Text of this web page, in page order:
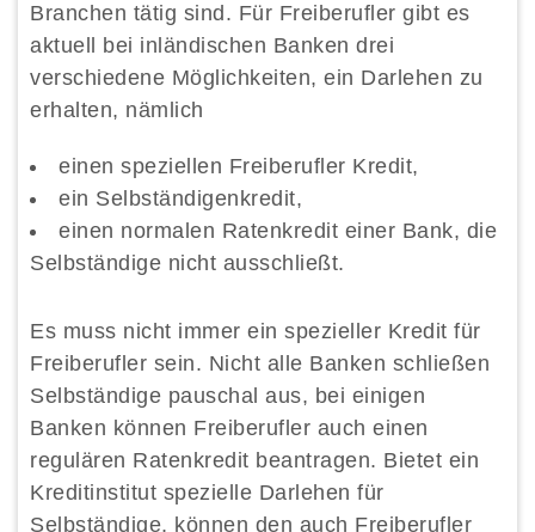
Branchen tätig sind. Für Freiberufler gibt es
aktuell bei inländischen Banken drei
verschiedene Möglichkeiten, ein Darlehen zu
erhalten, nämlich
einen speziellen Freiberufler Kredit,
ein Selbständigenkredit,
einen normalen Ratenkredit einer Bank, die
Selbständige nicht ausschließt.
Es muss nicht immer ein spezieller Kredit für
Freiberufler sein. Nicht alle Banken schließen
Selbständige pauschal aus, bei einigen
Banken können Freiberufler auch einen
regulären Ratenkredit beantragen. Bietet ein
Kreditinstitut spezielle Darlehen für
Selbständige, können den auch Freiberufler